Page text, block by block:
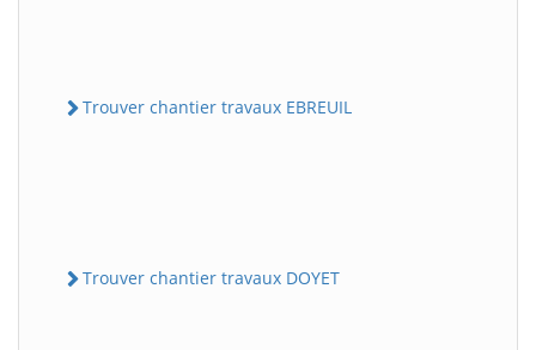
Trouver chantier travaux EBREUIL
Trouver chantier travaux DOYET